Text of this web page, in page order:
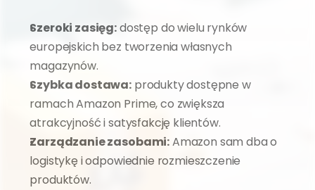
Szeroki zasięg: dostęp do wielu rynków
europejskich bez tworzenia własnych
magazynów.
Szybka dostawa: produkty dostępne w
ramach Amazon Prime, co zwiększa
atrakcyjność i satysfakcję klientów.
Zarządzanie zasobami: Amazon sam dba o
logistykę i odpowiednie rozmieszczenie
produktów.